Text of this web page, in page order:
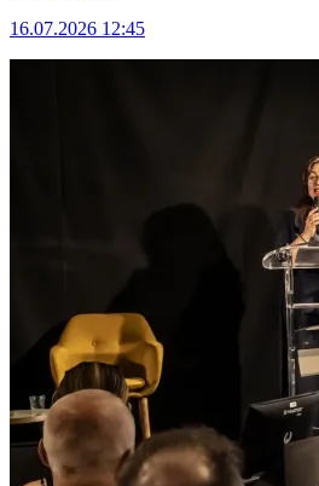
16.07.2026 12:45